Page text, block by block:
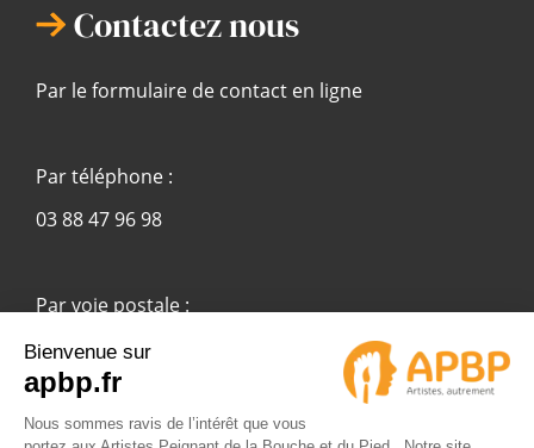
Contactez nous
Par le formulaire de contact en ligne
Par téléphone :
03 88 47 96 98
Par voie postale :
APBP
37 route Ecospace - Molsheim
67955 Strasbourg Cedex 9